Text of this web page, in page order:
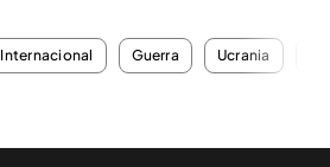
Internacional Guerra Ucrania